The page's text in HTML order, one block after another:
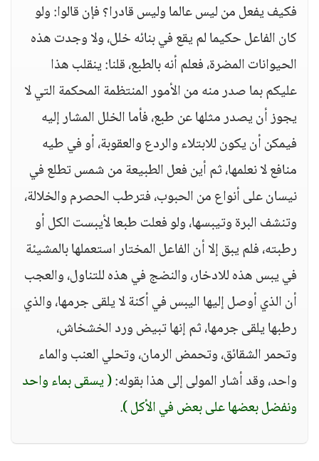
فكيف يفعل من ليس عالما وليس قادرا؟ فإن قالوا: ولو
كان الفاعل حكيما لم يقع في بنائه خلل، ولا وجدت هذه
الحيوانات المضرة، فعلم أنه بالطبع، قلنا: ينقلب هذا
عليكم بما صدر منه من الأمور المنتظمة المحكمة التي لا
يجوز أن يصدر مثلها عن طبع، فأما الخلل المشار إليه
فيمكن أن يكون للابتلاء والردع والعقوبة، أو في طيه
منافع لا نعلمها، ثم أين فعل الطبيعة من شمس تطلع في
نيسان على أنواع من الحبوب، فترطب الحصرم والخلالة،
وتنشف البرة وتيبسها، ولو فعلت طبعا لأيبست الكل أو
رطبته، فلم يبق إلا أن الفاعل المختار استعملها بالمشيئة
في يبس هذه للادخار، والنضج في هذه للتناول، والعجب
أن الذي أوصل إليها اليبس في أكنة لا يلقى جرمها، والذي
رطبها يلقى جرمها، ثم إنها تبيض ورد الخشخاش،
وتحمر الشقائق، وتحمض الرمان، وتحلي العنب والماء
واحد، وقد أشار المولى إلى هذا بقوله:( يسقى بماء واحد
ونفضل بعضها على بعض في الأكل ).